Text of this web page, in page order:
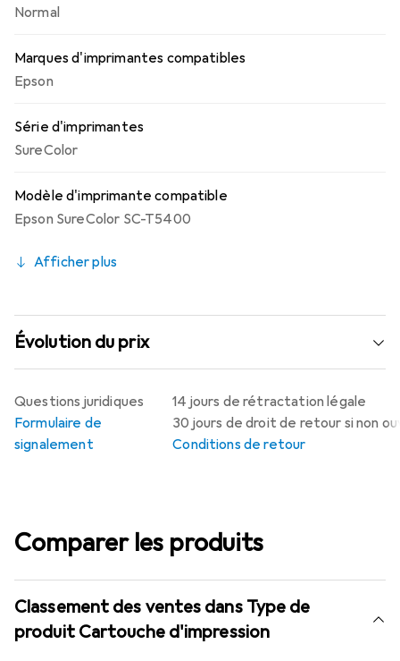
Normal
Marques d'imprimantes compatibles
Epson
Série d'imprimantes
SureColor
Modèle d'imprimante compatible
Epson SureColor SC-T5400
Afficher plus
Évolution du prix
14 jours de rétractation légale
30 jours de droit de retour si non
Conditions de retour
Questions juridiques
Formulaire de
signalement
Comparer les produits
Classement des ventes dans Type de
produit Cartouche d'impression